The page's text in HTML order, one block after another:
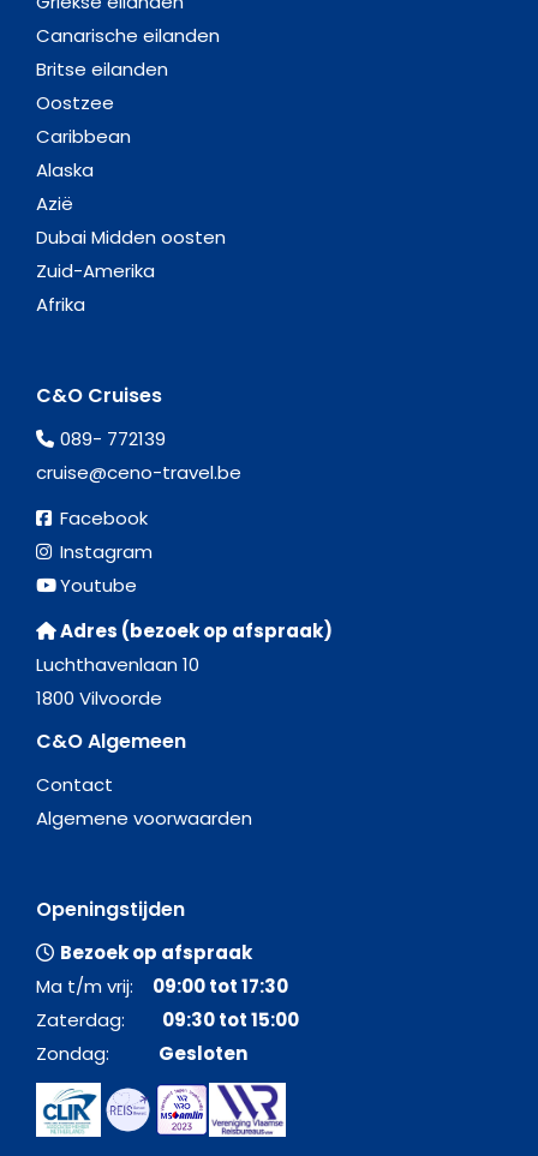
Canarische eilanden
Britse eilanden
Oostzee
Caribbean
Alaska
Azië
Dubai Midden oosten
Zuid-Amerika
Afrika
C&O Cruises
089- 772139
cruise@ceno-travel.be
Facebook
Instagram
Youtube
Adres (bezoek op afspraak)
Luchthavenlaan 10
1800 Vilvoorde
C&O Algemeen
Contact
Algemene voorwaarden
Openingstijden
Bezoek op afspraak
Ma t/m vrij: 09:00 tot 17:30
Zaterdag: 09:30 tot 15:00
Zondag: Gesloten